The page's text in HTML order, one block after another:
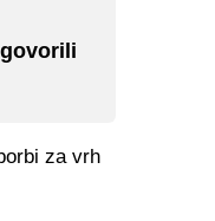
za vrh